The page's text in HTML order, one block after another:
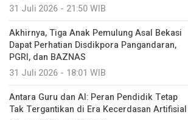
31 Juli 2026 - 21:50 WIB
Akhirnya, Tiga Anak Pemulung Asal Bekasi
Dapat Perhatian Disdikpora Pangandaran,
PGRI, dan BAZNAS
31 Juli 2026 - 18:01 WIB
Antara Guru dan AI: Peran Pendidik Tetap
Tak Tergantikan di Era Kecerdasan Artifisial